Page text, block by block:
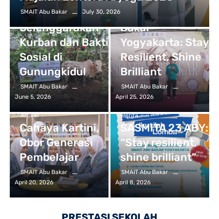
SMAIT Abu Bakar July 30, 2026
Yogyakarta
Selenggarakan
Kurban dan Bakti
Sosial di
Gunungkidul
SMAIT Abu Bakar
June 5, 2026
Sasmita 23 Abu
Bakar
Yogyakarta: Stay
Resilient, Shine
Brilliant
SMAIT Abu Bakar
April 25, 2026
Artikel
Cahaya Kartini,
Obor Generasi
Pembelajar
SMAIT Abu Bakar
April 20, 2026
Berita
SASMITA 23 ABY:
“Stay resilient,
shine brilliant”
SMAIT Abu Bakar
April 8, 2026